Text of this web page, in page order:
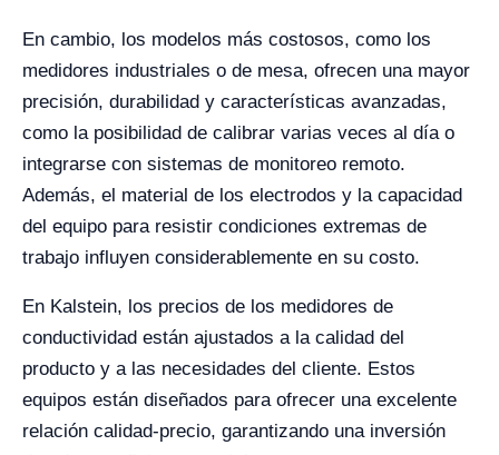
En cambio, los modelos más costosos, como los
medidores industriales o de mesa, ofrecen una mayor
precisión, durabilidad y características avanzadas,
como la posibilidad de calibrar varias veces al día o
integrarse con sistemas de monitoreo remoto.
Además, el material de los electrodos y la capacidad
del equipo para resistir condiciones extremas de
trabajo influyen considerablemente en su costo.
En Kalstein, los precios de los medidores de
conductividad están ajustados a la calidad del
producto y a las necesidades del cliente. Estos
equipos están diseñados para ofrecer una excelente
relación calidad-precio, garantizando una inversión